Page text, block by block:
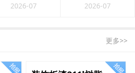
2026-07 2026-07
更多>>